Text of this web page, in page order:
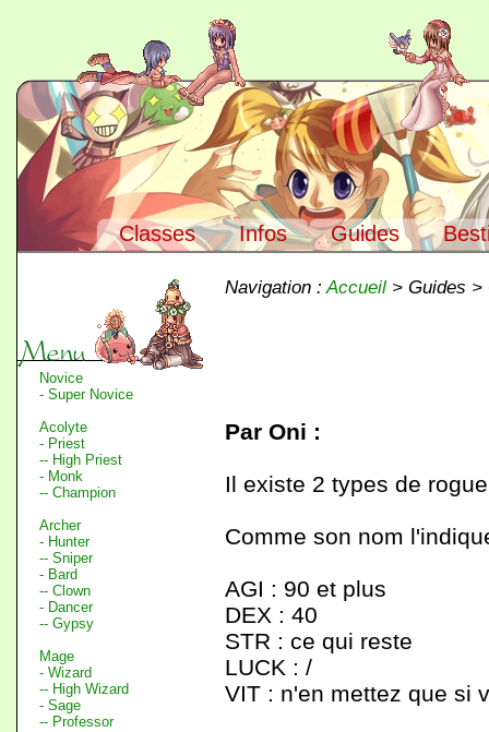
Classes Infos Guides
Novice
- Super Novice
Acolyte
- Priest
-- High Priest
- Monk
-- Champion
Archer
- Hunter
-- Sniper
- Bard
-- Clown
- Dancer
-- Gypsy
Mage
- Wizard
-- High Wizard
- Sage
-- Professor
Navigation :Accueil > Guides >
Par Oni :
Il existe 2 types de
Comme son nom
AGI : 90 et plus
DEX : 40
STR : ce qui reste
LUCK : /
VIT : n'en mettez que si